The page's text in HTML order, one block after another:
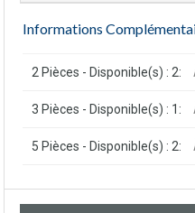
Informations
2 Pièces - Disponible(s) : 2:
3 Pièces - Disponible(s) : 1:
5 Pièces - Disponible(s) : 2: